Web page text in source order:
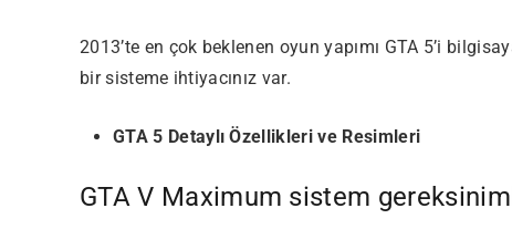
2013’te en çok beklenen oyun yapımı GTA 5’i
bir sisteme ihtiyacınız var.
GTA 5 Detaylı Özellikleri ve Resimleri
GTA V Maximum sistem